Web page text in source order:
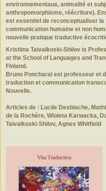
environnementaux, animalité et
anthropomorphisme, réécriture).
est essentiel de reconceptualiser
communication humaine et non
nouvelle pratique traductive
Kristiina Taivalkoski-Shilov is
at the School of Languages and
Finland.
Bruno Poncharal est professeur et
traduction et communication
Nouvelle.
Articles de : Lucile Desblache,
de la Rochère, Wioleta Karwacka,
Taivalkoski-Shilov, Agnes Whitfield